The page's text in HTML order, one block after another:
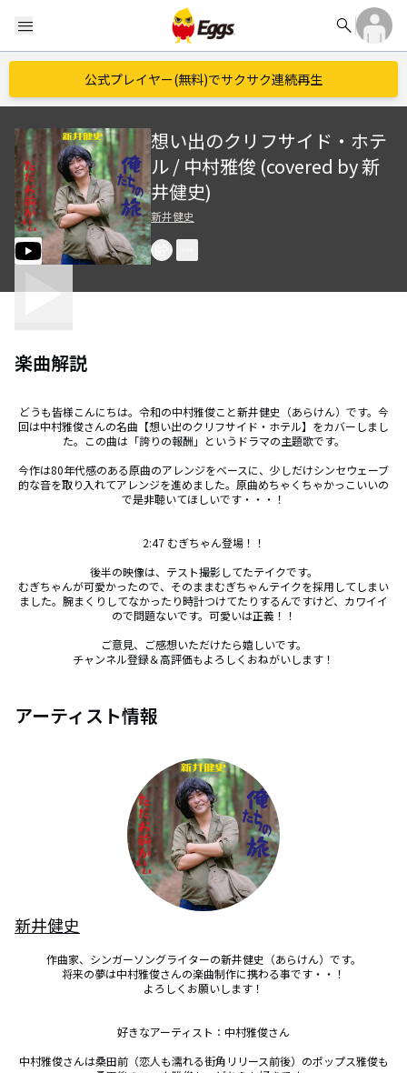
menu search
公式プレイヤー(無料)でサクサク連続再生
想い出のクリフサイド・ホテ
ル / 中村雅俊 (covered by 新
井健史)
新井健史
楽曲解説
どうも皆様こんにちは。令和の中村雅俊こと新井健史（あらけん）です。今
回は中村雅俊さんの名曲【想い出のクリフサイド・ホテル】をカバーしまし
た。この曲は「誇りの報酬」というドラマの主題歌です。
今作は80年代感のある原曲のアレンジをベースに、少しだけシンセウェーブ
的な音を取り入れてアレンジを進めました。原曲めちゃくちゃかっこいいの
で是非聴いてほしいです・・・！
2:47 むぎちゃん登場！！
後半の映像は、テスト撮影してたテイクです。
むぎちゃんが可愛かったので、そのままむぎちゃんテイクを採用してしまい
ました。腕まくりしてなかったり時計つけてたりするんですけど、カワイイ
ので問題ないです。可愛いは正義！！
ご意見、ご感想いただけたら嬉しいです。
チャンネル登録＆高評価もよろしくおねがいします！
アーティスト情報
新井健史
作曲家、シンガーソングライターの新井健史（あらけん）です。
将来の夢は中村雅俊さんの楽曲制作に携わる事です・・！
よろしくお願いします！
好きなアーティスト：中村雅俊さん
中村雅俊さんは桑田前（恋人も濡れる街角リリース前後）のポップス雅俊も